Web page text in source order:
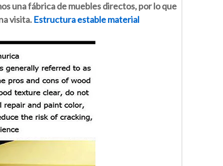
una fábrica de muebles directos, por lo que
visita. Estructura estable material